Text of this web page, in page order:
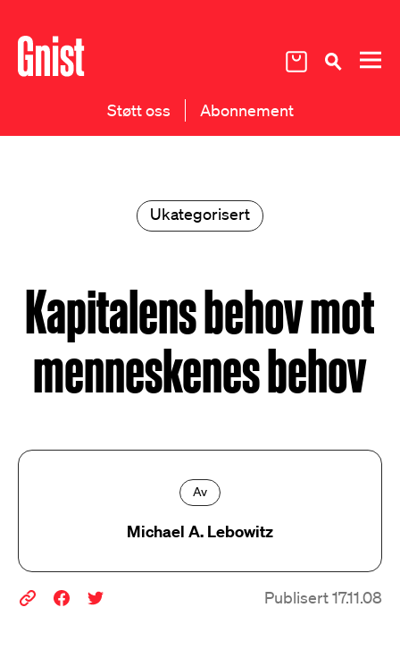
Støtt oss Abonnement
Ukategorisert
Kapitalens behov mot
menneskenes behov
Av
Michael A. Lebowitz
Publisert 17.11.08